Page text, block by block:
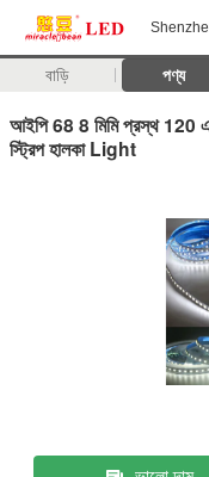
বাড়ি পণ্য
আইপি 68 8 মিমি প্রস্থ 120
স্ট্রিপ হালকা Light